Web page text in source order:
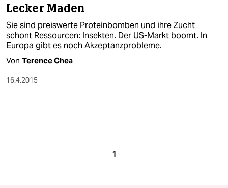
Lecker Maden
Sie sind preiswerte Proteinbomben und ihre Zucht
schont Ressourcen: Insekten. Der US-Markt boomt. In
Europa gibt es noch Akzeptanzprobleme.
Von Terence Chea
16.4.2015
1